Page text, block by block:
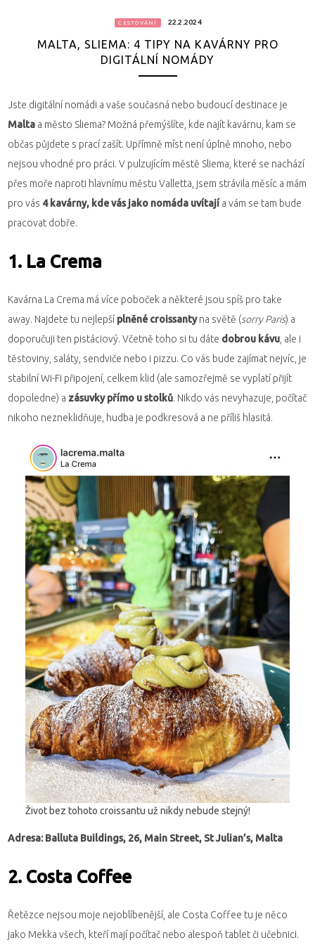
CESTOVÁNÍ 22.2.2024
MALTA, SLIEMA: 4 TIPY NA KAVÁRNY PRO
DIGITÁLNÍ NOMÁDY
Jste digitální nomádi a vaše současná nebo budoucí destinace je
Malta a město Sliema? Možná přemýšlíte, kde najít kavárnu, kam se
občas půjdete s prací zašít. Upřímně míst není úplně mnoho, nebo
nejsou vhodné pro práci. V pulzujícím městě Sliema, které se nachází
přes moře naproti hlavnímu městu Valletta, jsem strávila měsíc a mám
pro vás 4 kavárny, kde vás jako nomáda uvítají a vám se tam bude
pracovat dobře.
1. La Crema
Kavárna La Crema má více poboček a některé jsou spíš pro take
away. Najdete tu nejlepší plněné croissantyna světě (sorry Paris) a
doporučuji ten pistáciový. Včetně toho si tu dáte dobrou kávu , ale i
těstoviny, saláty, sendviče nebo i pizzu. Co vás bude zajímat nejvíc, je
stabilní Wi-Fi připojení, celkem klid (ale samozřejmě se vyplatí přijít
dopoledne) a zásuvky přímo u stolků. Nikdo vás nevyhazuje, počítač
nikoho nezneklidňuje, hudba je podkresová a ne příliš hlasitá.
Život bez tohoto croissantu už nikdy nebude stejný!
Adresa: Balluta Buildings, 26, Main Street, St Julian’s, Malta
2. Costa Coffee
Řetězce nejsou moje nejoblíbenější, ale Costa Coffee tu je něco
jako Mekka všech, kteří mají počítač nebo alespoň tablet či učebnici.